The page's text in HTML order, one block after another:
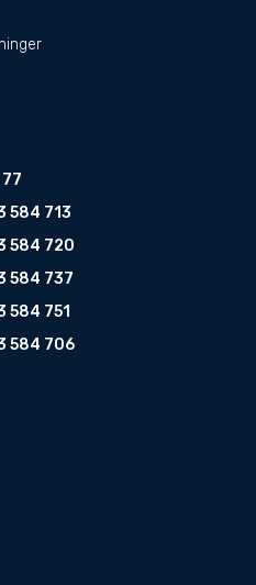
584 713
584 720
584 737
584 751
584 706